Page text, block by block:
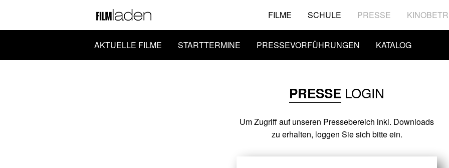
FILME SCHULE PRESSE
AKTUELLE FILME STARTTERMINE PRESSEVORFÜHRUNGEN KATALOG
PRESSE LOGIN
Um Zugriff auf unseren Pressebereich inkl. Downloads
zu erhalten, loggen Sie sich bitte ein.